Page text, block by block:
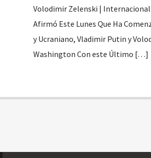
Volodimir Zelenski |
Afirmó Este Lunes Que Ha
y Ucraniano, Vladimir Putin y
Washington Con este Último […]